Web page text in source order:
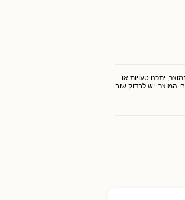
יתכנו טעויות או
המוצר. יש לבדוק שוב